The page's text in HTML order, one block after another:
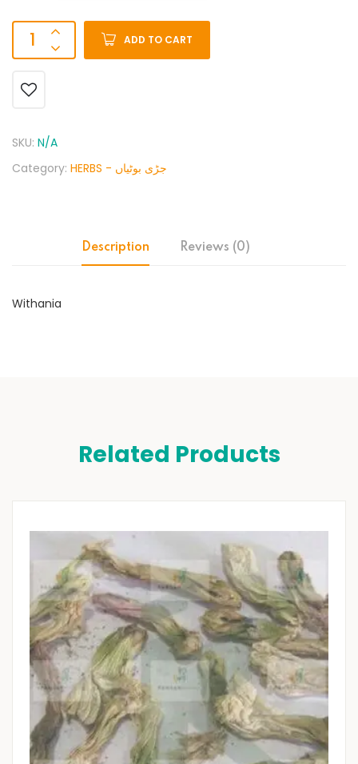
ADD TO CART
SKU: N/A
Category:
HERBS - جڑی بوٹیاں
Description Reviews (0)
Withania
Related Products